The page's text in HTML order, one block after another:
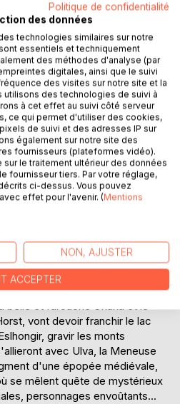
AU PANIER
Le sort de la cité repose
que rien ne prédestinait
la soif de conquête du tyran
Pour le découvrir,
belle et farouche Oriana et le
vont devoir franchir le lac
gravir les monts
avec Ulva, la Meneuse
d'une épopée médiévale,
se mêlent quête de mystérieux
personnages envoûtants...
Politique de confidentialité
des données
technologies similaires sur notre
essentiels et techniquement
des méthodes d'analyse (par
digitales, ainsi que le suivi
des visites sur notre site et la
utilisons des technologies de suivi à
à cet effet au suivi côté serveur
ce qui permet d'utiliser des cookies,
de suivi et des adresses IP sur
également sur notre site des
fournisseurs (plateformes vidéo).
le traitement ultérieur des données
fournisseur tiers. Par votre réglage,
ci-dessus. Vous pouvez
effet pour l'avenir. (Mentions
NON, AJUSTER
ACCEPTER